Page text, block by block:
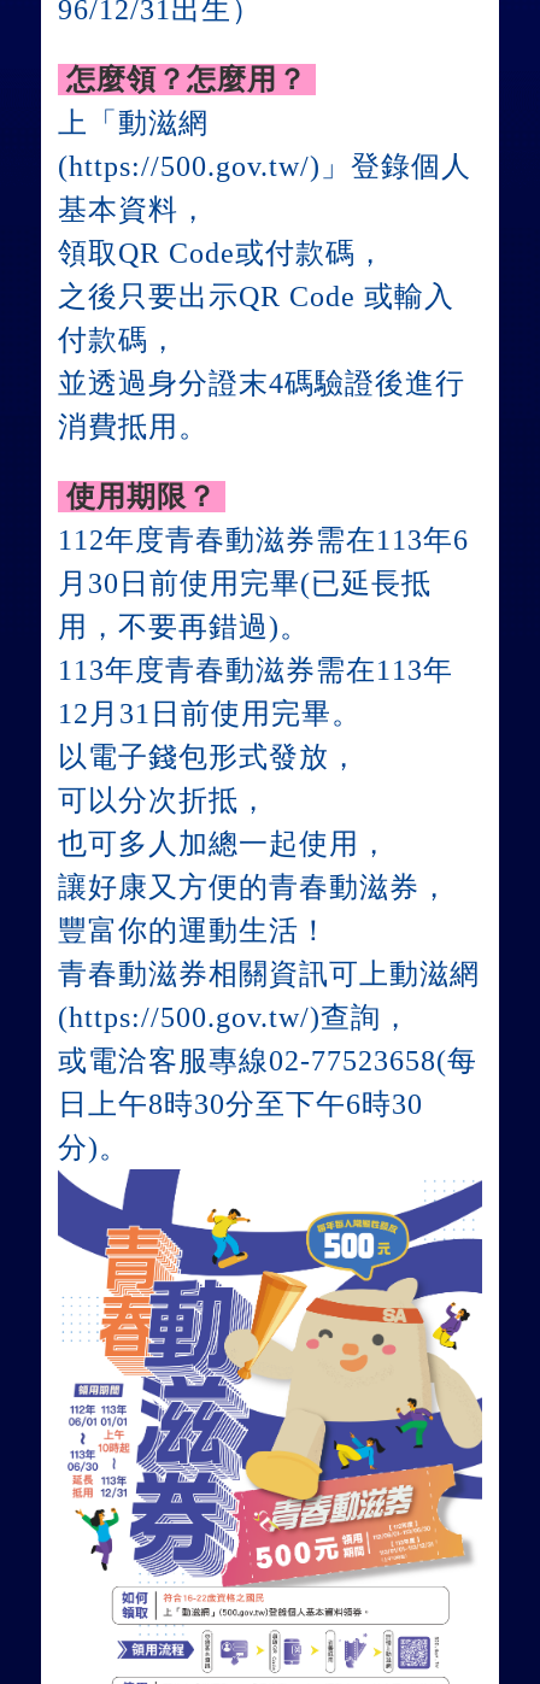
96/12/31出生）
怎麼領？怎麼用？
上「動滋網
(https://500.gov.tw/)」登錄個人
基本資料，
領取QR Code或付款碼，
之後只要出示QR Code 或輸入
付款碼，
並透過身分證末4碼驗證後進行
消費抵用。
使用期限？
112年度青春動滋券需在113年6
月30日前使用完畢(已延長抵
用，不要再錯過)。
113年度青春動滋券需在113年
12月31日前使用完畢。
以電子錢包形式發放，
可以分次折抵，
也可多人加總一起使用，
讓好康又方便的青春動滋券，
豐富你的運動生活！
青春動滋券相關資訊可上動滋網
(https://500.gov.tw/)查詢，
或電洽客服專線02-77523658(每
日上午8時30分至下午6時30
分)。